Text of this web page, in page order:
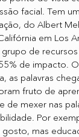
facial. Tem
do Albert
em Los
de
de impacto.
as palavras
fruto de
de mexer nas
Por
mas